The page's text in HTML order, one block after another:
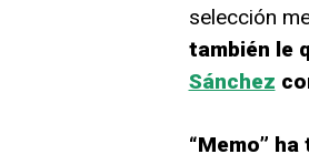
selección
también le
Sánchez
“Memo”